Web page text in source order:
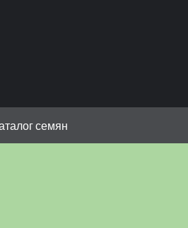
семян